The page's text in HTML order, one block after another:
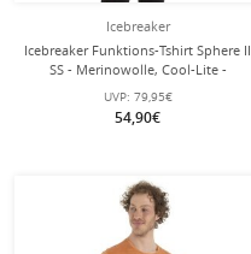
Icebreaker
Icebreaker Funktions-Tshirt Sphere II
SS - Merinowolle, Cool-Lite -
feuchtigkeitsregulierend - grau
Herren
UVP: 79,95€
54,90€